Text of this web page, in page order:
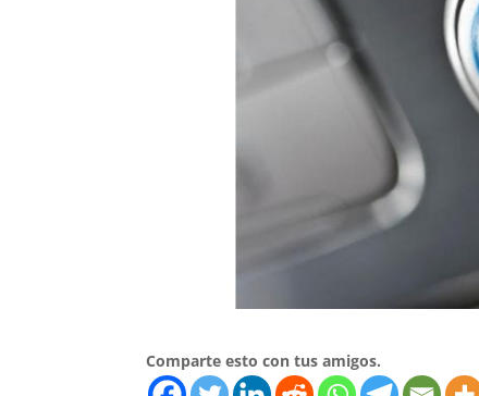
Comparte esto con tus amigos.